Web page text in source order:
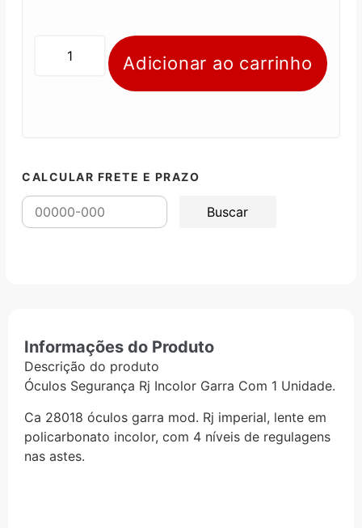
Adicionar ao carrinho
CALCULAR FRETE E PRAZO
Informações do Produto
Descrição do produto
Óculos Segurança Rj Incolor Garra Com 1 Unidade.
Ca 28018 óculos garra mod. Rj imperial, lente em
policarbonato incolor, com 4 níveis de regulagens
nas astes.